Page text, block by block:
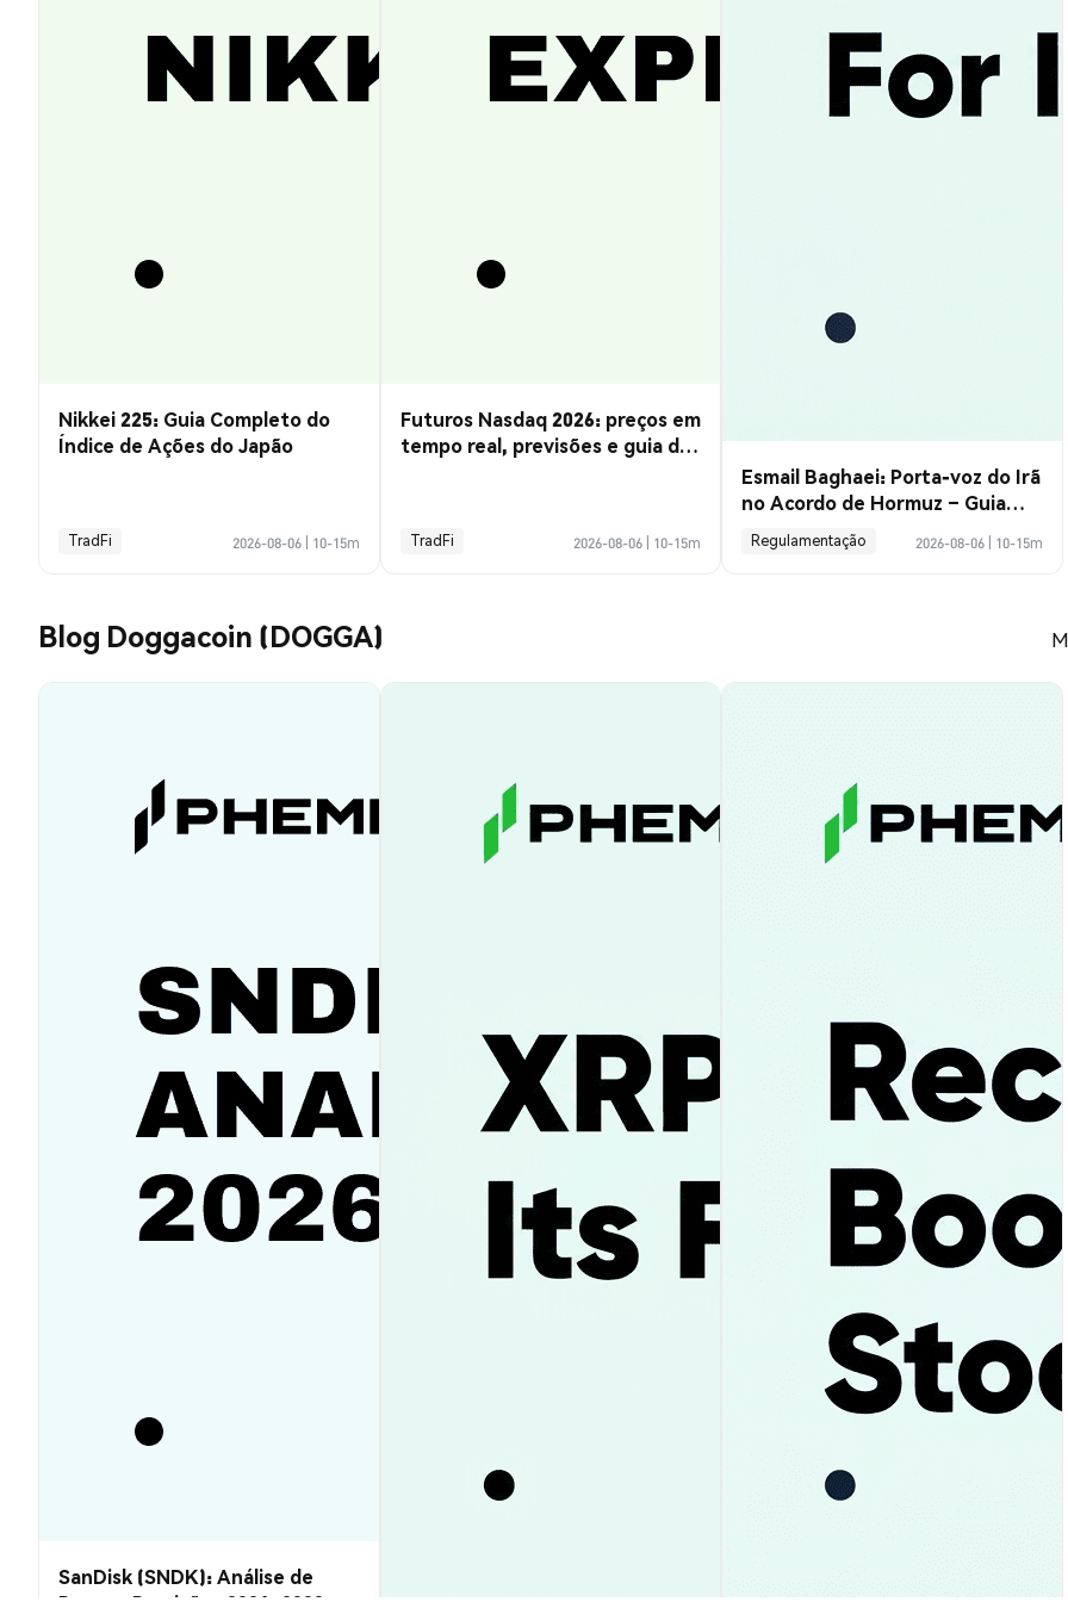
Nikkei 225: Guia Completo do
Índice de Ações do Japão
TradFi 2026-08-06 10-15m
Futuros Nasdaq 2026: preços em
tempo real, previsões e guia de
TradFi 2026-08-06 10-15m
Esmail Baghaei: Porta-voz do Irã
no Acordo de Hormuz – Guia
Completo
Regulamentação 2026-08-06 10-15m
Blog Doggacoin (DOGGA)
SanDisk (SNDK): Análise de